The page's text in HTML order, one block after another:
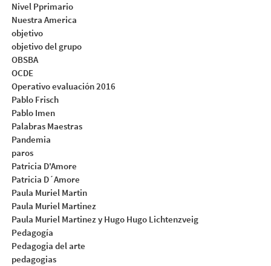
Nivel Pprimario
Nuestra America
objetivo
objetivo del grupo
OBSBA
OCDE
Operativo evaluación 2016
Pablo Frisch
Pablo Imen
Palabras Maestras
Pandemia
paros
Patricia D'Amore
Patricia D´Amore
Paula Muriel Martin
Paula Muriel Martinez
Paula Muriel Martinez y Hugo Hugo Lichtenzveig
Pedagogía
Pedagogia del arte
pedagogias